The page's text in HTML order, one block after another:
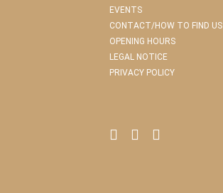
EVENTS
CONTACT/HOW TO FIND US
OPENING HOURS
LEGAL NOTICE
PRIVACY POLICY